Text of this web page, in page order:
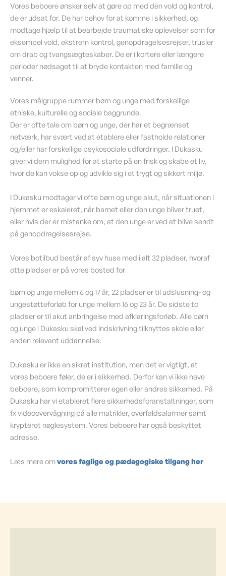
Vores beboere ønsker selv at gøre op med den vold og kontrol,
de er udsat for. De har behov for at komme i sikkerhed, og
modtage hjælp til at bearbejde traumatiske oplevelser som for
eksempel vold, ekstrem kontrol, genopdragelsesrejser, trusler
om drab og tvangsægteskaber. De er i kortere eller længere
perioder nødsaget til at bryde kontakten med familie og
venner.
Vores målgruppe rummer børn og unge med forskellige
etniske, kulturelle og sociale baggrunde.
Der er ofte tale om børn og unge, der har et begrænset
netværk, har svært ved at etablere eller fastholde relationer
og/eller har forskellige psykosociale udfordringer. I Dukasku
giver vi dem mulighed for at starte på en frisk og skabe et liv,
hvor de kan vokse op og udvikle sig i et trygt og sikkert miljø.
I Dukasku modtager vi ofte børn og unge akut, når situationen i
hjemmet er eskaleret, når barnet eller den unge bliver truet,
eller hvis der er mistanke om, at den unge er ved at blive sendt
på genopdragelsesrejse.
Vores botilbud består af syv huse med i alt 32 pladser, hvoraf
otte pladser er på vores bosted for
børn og unge mellem 6 og 17 år, 22 pladser er til udslusning- og
ungestøtteforløb for unge mellem 16 og 23 år. De sidste to
pladser er til akut anbringelse med afklaringsforløb. Alle børn
og unge i Dukasku skal ved indskrivning tilknyttes skole eller
anden relevant uddannelse.
Dukasku er ikke en sikret institution, men det er vigtigt, at
vores beboere føler, de er i sikkerhed. Derfor kan vi ikke have
beboere, som kompromitterer egen eller andres sikkerhed. På
Dukasku har vi etableret flere sikkerhedsforanstaltninger, som
fx videoovervågning på alle matrikler, overfaldsalarmer samt
krypteret nøglesystem. Vores beboere har også beskyttet
adresse.
Læs mere om vores faglige og pædagogiske tilgang her